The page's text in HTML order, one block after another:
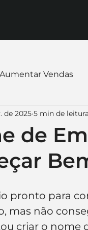
Aumentar Vendas
Nome para Empresa
Papelaria
de
de 2025 5 min de leitura
pronto para
mas não
criar o nome